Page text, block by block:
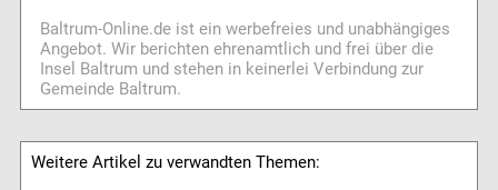
Baltrum-Online.de ist ein werbefreies und unabhängiges
Angebot. Wir berichten ehrenamtlich und frei über die
Insel Baltrum und stehen in keinerlei Verbindung zur
Gemeinde Baltrum.
Weitere Artikel zu verwandten Themen: